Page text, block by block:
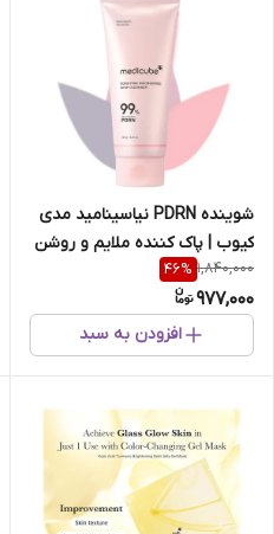
شوینده PDRN نیاسینامید مدی
کیوب | پاک کننده ملایم و روشن
کننده پوست حجم 120 گرم
1,840,000
46%
977,000
افزودن به سبد